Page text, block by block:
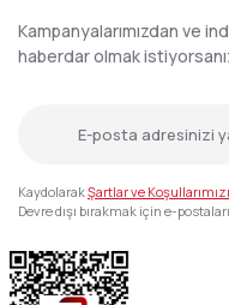
Kampanyalarımızdan ve
haberdar olmak
KaydolarakŞartlar ve Koşullarımızı
Devre dışı bırakmak için e-